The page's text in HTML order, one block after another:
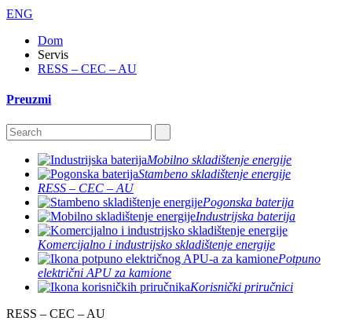
ENG
Dom
Servis
RESS – CEC – AU
Preuzmi
Mobilno skladištenje energije
Stambeno skladištenje energije
RESS – CEC – AU
Pogonska baterija
Industrijska baterija
Komercijalno i industrijsko skladištenje energije
Potpuno
električni APU za kamione
Korisnički priručnici
RESS – CEC – AU